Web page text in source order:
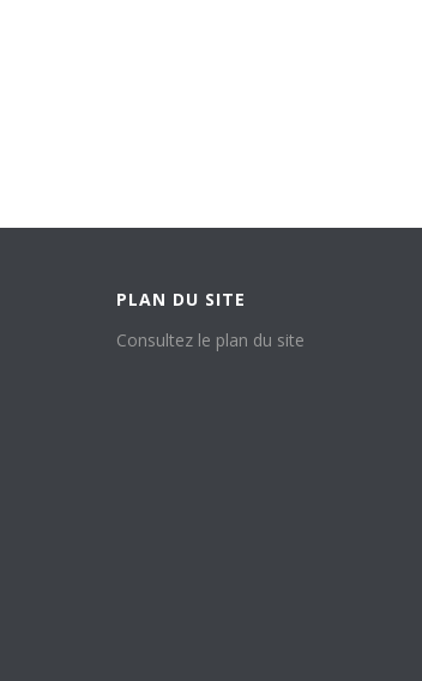
PLAN DU SITE
Consultez le plan du site